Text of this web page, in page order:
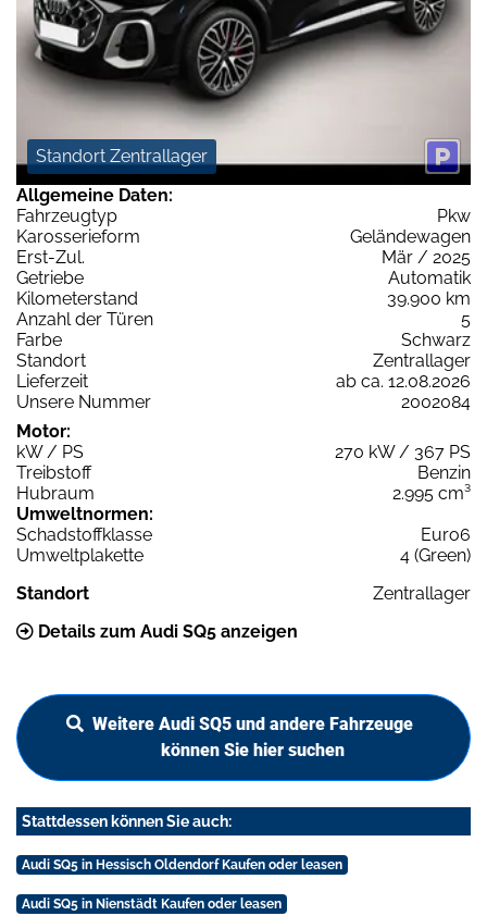
Standort Zentrallager
Allgemeine Daten:
Fahrzeugtyp
Pkw
Karosserieform
Geländewagen
Erst-Zul.
Mär / 2025
Getriebe
Automatik
Kilometerstand
39.900 km
Anzahl der Türen
5
Farbe
Schwarz
Standort
Zentrallager
Lieferzeit
ab ca. 12.08.2026
Unsere Nummer
2002084
Motor:
kW / PS
270 kW / 367 PS
Treibstoff
Benzin
Hubraum
2.995 cm³
Umweltnormen:
Schadstoffklasse
Euro6
Umweltplakette
4 (Green)
Standort
Zentrallager
Details zum Audi SQ5 anzeigen
Weitere Audi SQ5 und andere Fahrzeuge
können Sie hier suchen
Stattdessen können Sie auch:
Audi SQ5 in Hessisch Oldendorf Kaufen oder leasen
Audi SQ5 in Nienstädt Kaufen oder leasen